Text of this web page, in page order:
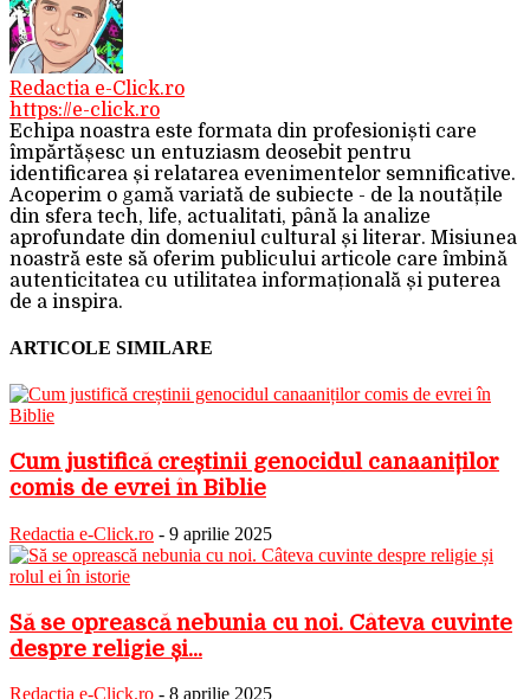
Redactia e-Click.ro
https://e-click.ro
Echipa noastra este formata din profesioniști care
împărtășesc un entuziasm deosebit pentru
identificarea și relatarea evenimentelor semnificative.
Acoperim o gamă variată de subiecte - de la noutățile
din sfera tech, life, actualitati, până la analize
aprofundate din domeniul cultural și literar. Misiunea
noastră este să oferim publicului articole care îmbină
autenticitatea cu utilitatea informațională și puterea
de a inspira.
ARTICOLE SIMILARE
Cum justifică creștinii genocidul canaaniților
comis de evrei în Biblie
Redactia e-Click.ro - 9 aprilie 2025
Să se oprească nebunia cu noi. Câteva cuvinte
despre religie și...
Redactia e-Click.ro - 8 aprilie 2025